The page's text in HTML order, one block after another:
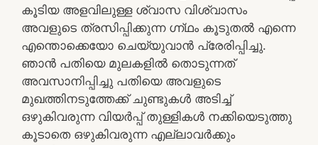
കൂടിയ അളവിലുള്ള ശ്വാസ വിശ്വാസം
അവളുടെ ത്രസിപ്പിക്കുന്ന ഗ്ന്ഥം കൂടുതൽ എന്നെ
എന്തൊക്കെയോ ചെയ്യുവാൻ പ്രേരിപ്പിച്ചു.
ഞാൻ പതിയെ മുലകളിൽ തൊടുന്നത്
അവസാനിപ്പിച്ചു പതിയെ അവളുടെ
മുഖത്തിനടുത്തേക്ക് ചുണ്ടുകൾ അടിച്ച്
ഒഴുകിവരുന്ന വിയർപ്പ് തുള്ളികൾ നക്കിയെടുത്തു
കൂടാതെ ഒഴുകിവരുന്ന എല്ലാവർക്കും